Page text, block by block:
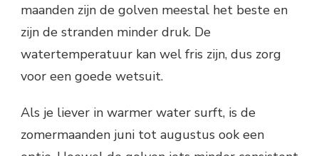
maanden zijn de golven meestal het beste en
zijn de stranden minder druk. De
watertemperatuur kan wel fris zijn, dus zorg
voor een goede wetsuit.
Als je liever in warmer water surft, is de
zomermaanden juni tot augustus ook een